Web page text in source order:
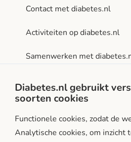
Contact met diabetes.nl
Activiteiten op diabetes.nl
Samenwerken met
Diabetes.nl gebruikt
soorten cookies
Functionele cookies, zodat de
Analytische cookies, om inzicht